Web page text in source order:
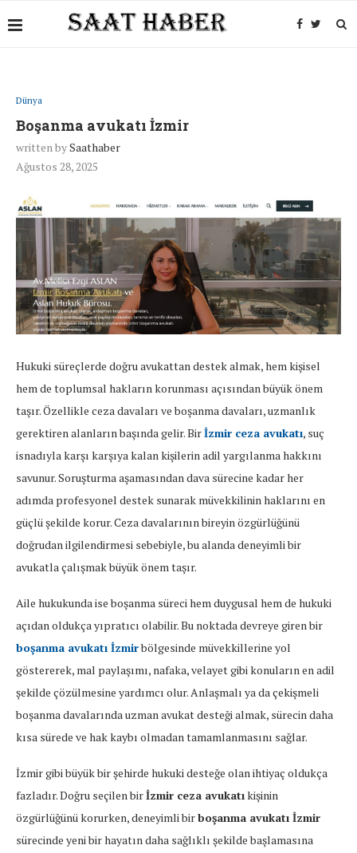
Dünya
Boşanma avukatı İzmir
written bySaathaber
Ağustos 28, 2025
Hukuki süreçlerde doğru avukattan destek almak, hem kişisel
hem de toplumsal hakların korunması açısından büyük önem
taşır. Özellikle ceza davaları ve boşanma davaları, uzmanlık
gerektiren alanların başında gelir. Birİzmir ceza avukatı, suç
isnadıyla karşı karşıya kalan kişilerin adil yargılanma hakkını
savunur. Soruşturma aşamasından dava sürecine kadar her
adımda profesyonel destek sunarak müvekkilinin haklarını en
güçlü şekilde korur. Ceza davalarının bireyin özgürlüğünü
doğrudan ilgilendirmesi sebebiyle, bu alanda deneyimli bir
avukatla çalışmak büyük önem taşır.
Aile hukukunda ise boşanma süreci hem duygusal hem de hukuki
açıdan oldukça yıpratıcı olabilir. Bu noktada devreye giren bir
boşanma avukatı İzmirbölgesinde müvekkillerine yol
göstererek, mal paylaşımı, nafaka, velayet gibi konuların en adil
şekilde çözülmesine yardımcı olur. Anlaşmalı ya da çekişmeli
boşanma davalarında uzman avukat desteği almak, sürecin daha
kısa sürede ve hak kaybı olmadan tamamlanmasını sağlar.
İzmir gibi büyük bir şehirde hukuki desteğe olan ihtiyaç oldukça
fazladır. Doğru seçilen birİzmir ceza avukatıkişinin
özgürlüğünü korurken, deneyimli birboşanma avukatı İzmir
sürecinde yeni bir hayatın daha sağlıklı şekilde başlamasına